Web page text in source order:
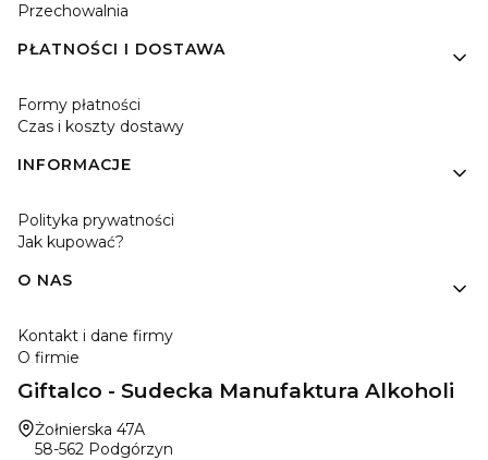
Przechowalnia
PŁATNOŚCI I DOSTAWA
Formy płatności
Czas i koszty dostawy
INFORMACJE
Polityka prywatności
Jak kupować?
O NAS
Kontakt i dane firmy
O firmie
Giftalco - Sudecka Manufaktura Alkoholi
Adres:
Żołnierska 47A
58-562 Podgórzyn